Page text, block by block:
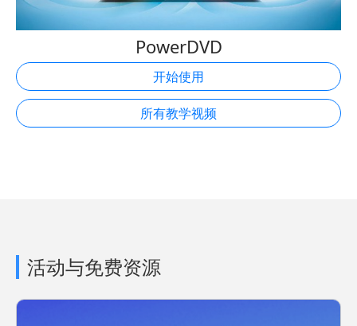
PowerDVD
开始使用
所有教学视频
活动与免费资源